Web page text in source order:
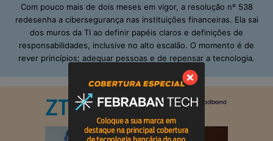
Com pouco mais de dois meses em vigor, a resolução nº 538
redesenha a cibersegurança nas instituições financeiras. Ela sai
dos muros da TI ao definir papéis claros e definições de
responsabilidades, inclusive no alto escalão. O momento é de
rever princípios; adequar pessoas e de repensar a tecnologia.